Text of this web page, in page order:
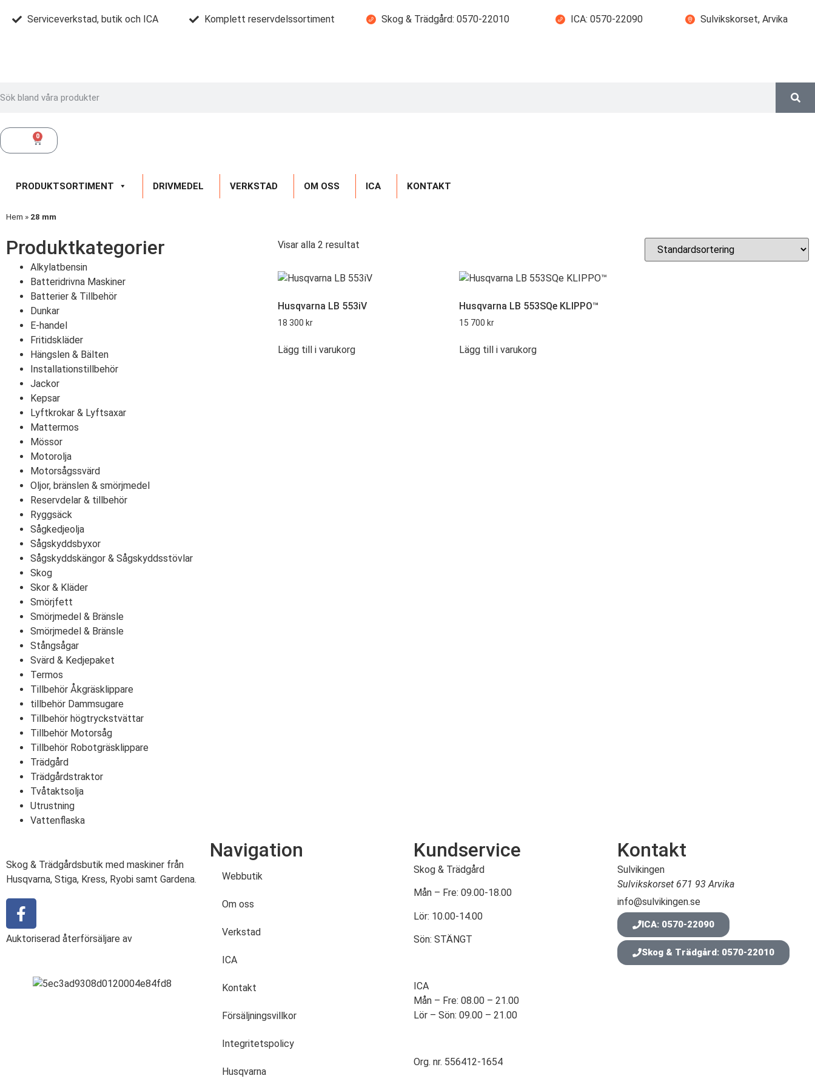
Serviceverkstad, butik och ICA Komplett reservdelssortiment Skog & Trädgård: 0570-22010 ICA: 0570-22090 Sulvikskorset, Arvika
0
PRODUKTSORTIMENT DRIVMEDEL VERKSTAD OM OSS ICA KONTAKT
Hem » 28 mm
Produktkategorier​
Alkylatbensin
Batteridrivna Maskiner
Batterier & Tillbehör
Dunkar
E-handel
Fritidskläder
Hängslen & Bälten
Installationstillbehör
Jackor
Kepsar
Lyftkrokar & Lyftsaxar
Mattermos
Mössor
Motorolja
Motorsågssvärd
Oljor, bränslen & smörjmedel
Reservdelar & tillbehör
Ryggsäck
Sågkedjeolja
Sågskyddsbyxor
Sågskyddskängor & Sågskyddsstövlar
Skog
Skor & Kläder
Smörjfett
Smörjmedel & Bränsle
Smörjmedel & Bränsle
Stångsågar
Svärd & Kedjepaket
Termos
Tillbehör Åkgräsklippare
tillbehör Dammsugare
Tillbehör högtryckstvättar
Tillbehör Motorsåg
Tillbehör Robotgräsklippare
Trädgård
Trädgårdstraktor
Tvåtaktsolja
Utrustning
Vattenflaska
Visar alla 2 resultat
Husqvarna LB 553iV
18 300 kr
Lägg till i varukorg
Husqvarna LB 553SQe KLIPPO™
15 700 kr
Lägg till i varukorg
Skog & Trädgårdsbutik med maskiner från
Husqvarna, Stiga, Kress, Ryobi samt Gardena.
Auktoriserad återförsäljare av
Navigation
Webbutik
Om oss
Verkstad
ICA
Kontakt
Försäljningsvillkor
Integritetspolicy
Husqvarna
Kundservice
Skog & Trädgård
Mån – Fre: 09.00-18.00
Lör: 10.00-14.00
Sön: STÄNGT
ICA
Mån – Fre: 08.00 – 21.00
Lör – Sön: 09.00 – 21.00
Org. nr. 556412-1654
Kontakt
Sulvikingen
Sulvikskorset 671 93 Arvika
info@sulvikingen.se
ICA: 0570-22090
Skog & Trädgård: 0570-22010